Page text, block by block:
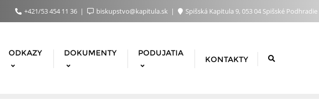
+421/53 454 11 36 biskupstvo@kapitula.sk Spišská Kapitula 9, 053 04 Spišské Podhradie
ODKAZY DOKUMENTY PODUJATIA
KONTAKTY